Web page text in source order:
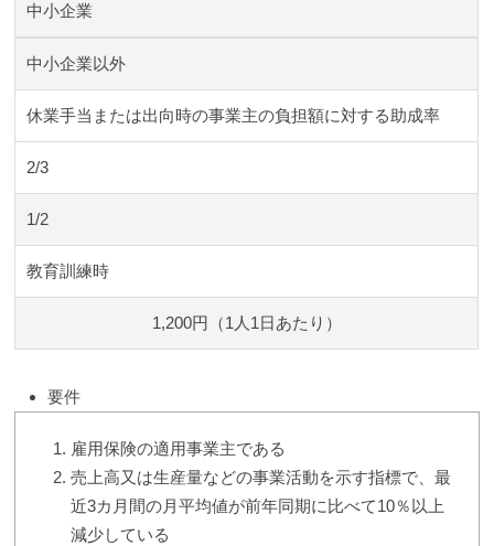
中小企業
中小企業以外
休業手当または出向時の事業主の負担額に対する助成率
2/3
1/2
教育訓練時
1,200円（1人1日あたり）
要件
雇用保険の適用事業主である
売上高又は生産量などの事業活動を示す指標で、最
近3カ月間の月平均値が前年同期に比べて10％以上
減少している